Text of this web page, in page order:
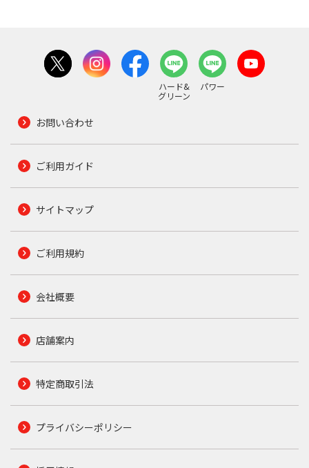
ハード&
グリーン
パワー
お問い合わせ
ご利用ガイド
サイトマップ
ご利用規約
会社概要
店舗案内
特定商取引法
プライバシーポリシー